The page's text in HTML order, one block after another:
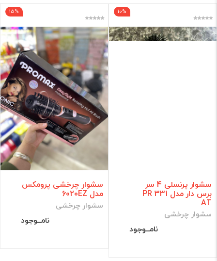
10%
سشوار پرنسلی 4 سر
برس دار مدل PR 331
AT
سشوار چرخشی
نامــوجود
15%
سشوار چرخشی پرومکس
مدل 6020EZ
سشوار چرخشی
نامــوجود